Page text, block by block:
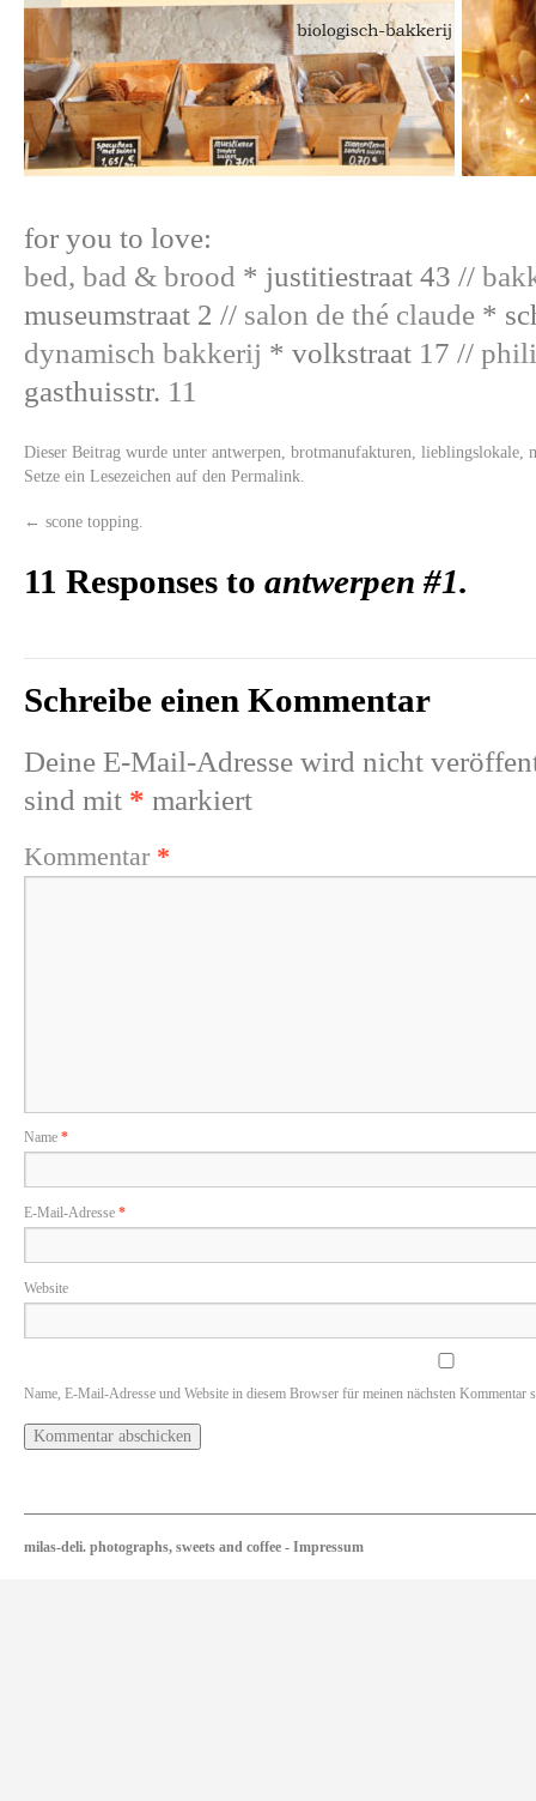
for you to love:
bed, bad & brood * justitiestraat 43 //
museumstraat 2 // salon de thé claude *
dynamisch bakkerij * volkstraat 17 //
gasthuisstr. 11
Dieser Beitrag wurde unter antwerpen brotmanufakturen lieblingslokale
Setze ein Lesezeichen auf den Permalink
← scone topping.
11 Responses to antwerpen #1.
Schreibe einen Kommentar
Deine E-Mail-Adresse wird nicht
sind mit * markiert
Kommentar *
Name *
E-Mail-Adresse *
Website
Name, E-Mail-Adresse und Website in diesem Browser für meinen nächsten Kommentar
milas-deli. photographs, sweets and coffee - Impressum